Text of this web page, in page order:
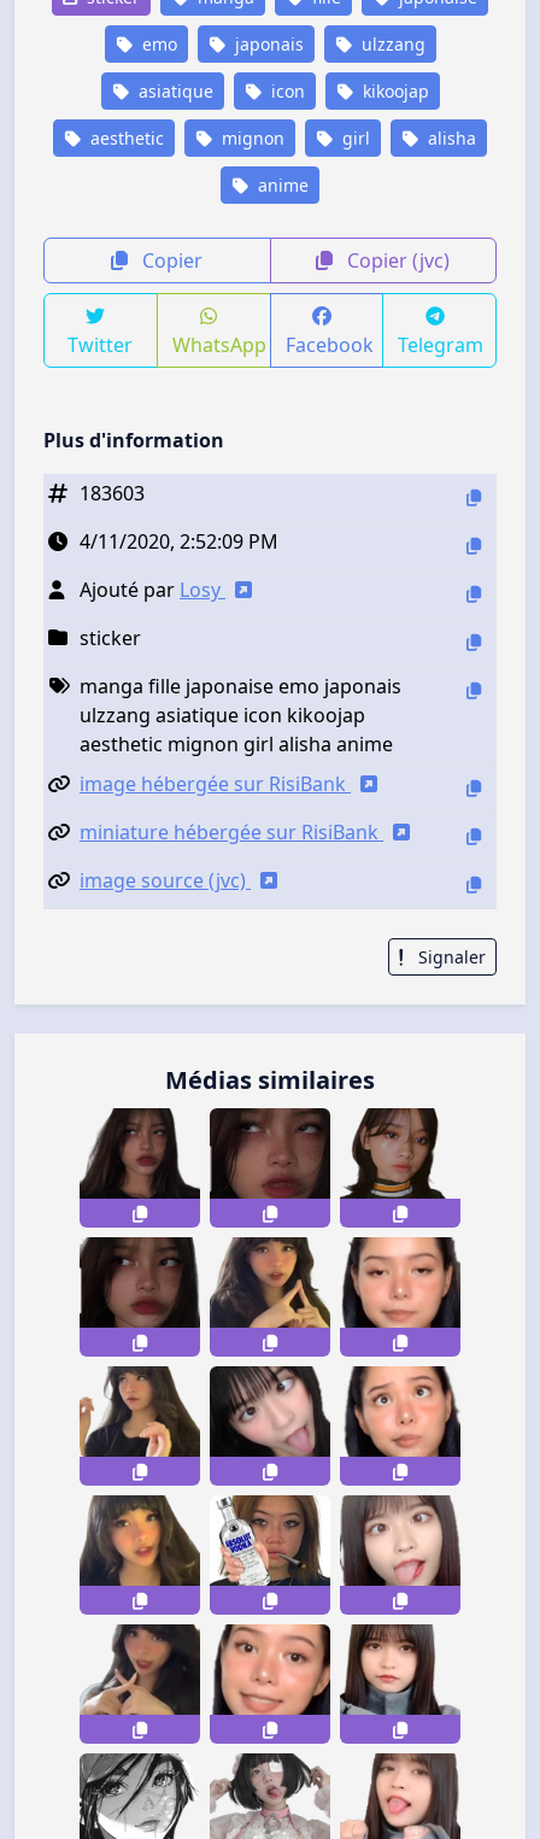
emo japonais ulzzang
asiatique icon kikoojap
aesthetic mignon girl alisha
anime
Copier Copier (jvc)
Twitter WhatsApp Facebook Telegram
Plus d'information
183603
4/11/2020, 2:52:09 PM
Ajouté par Losy
sticker
manga fille japonaise emo japonais
ulzzang asiatique icon kikoojap
aesthetic mignon girl alisha anime
image hébergée sur RisiBank
miniature hébergée sur RisiBank
image source (jvc)
Signaler
Médias similaires